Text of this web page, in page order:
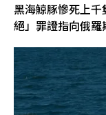
黑海鯨豚慘死上
絕」罪證指向俄羅